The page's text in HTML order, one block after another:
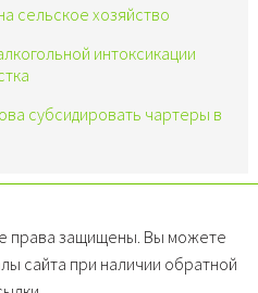
сельское хозяйство
интоксикации
субсидировать чартеры в
права защищены. Вы можете
сайта при наличии обратной